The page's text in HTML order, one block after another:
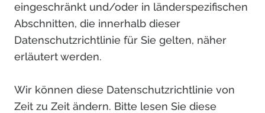
eingeschränkt und/oder in länderspezifischen
Abschnitten, die innerhalb dieser
Datenschutzrichtlinie für Sie gelten, näher
erläutert werden.
Wir können diese Datenschutzrichtlinie von
Zeit zu Zeit ändern. Bitte lesen Sie diese